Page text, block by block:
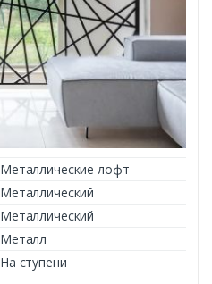
Металлические лофт
Металлический
Металлический
Металл
На ступени